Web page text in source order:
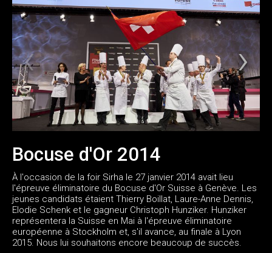
Bocuse d'Or 2014
À l'occasion de la foir Sirha le 27 janvier 2014 avait lieu
l'épreuve éliminatoire du Bocuse d'Or Suisse à Genève. Les
jeunes candidats étaient Thierry Boillat, Laure-Anne Dennis,
Elodie Schenk et le gagneur Christoph Hunziker. Hunziker
représentera la Suisse en Mai à l'épreuve éliminatoire
européenne à Stockholm et, s'il avance, au finale à Lyon
2015. Nous lui souhaitons encore beaucoup de succès.